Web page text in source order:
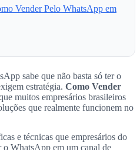
Vender Pelo WhatsApp em
sabe que não basta só ter o
estratégia. Como Vender
muitos empresários brasileiros
que realmente funcionem no
e técnicas que empresários do
o WhatsApp em um canal de